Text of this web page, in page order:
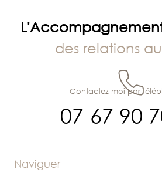
des relations
07 67 90
Contactez-moi par
Naviguer